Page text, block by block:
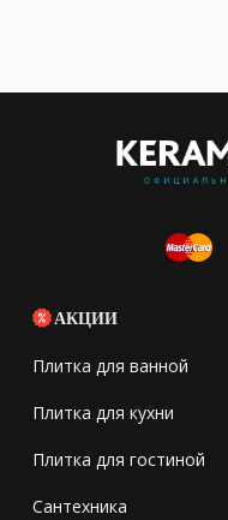
АКЦИИ
Плитка для ванной
Плитка для кухни
Плитка для гостиной
Сантехника